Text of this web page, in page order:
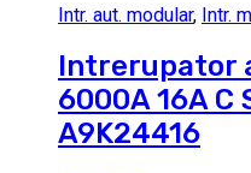
Intr. aut. modular, Intr.
Intrerupator
6000A 16A
A9K24416